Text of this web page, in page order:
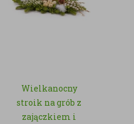
Wielkanocny
stroik na grób z
zajączkiem i